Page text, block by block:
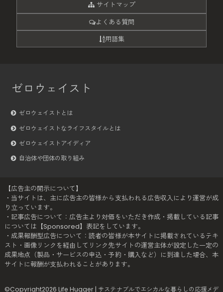
サイトマップ
よくある質問
用語集
ゼロウェイスト
ゼロウェイストとは
ゼロウェイストなライフスタイルとは
ゼロウェイストアイディア
自治体や団体の取り組み
【広告主の開示について】
・当サイトは、主に広告主の皆様から支払われる広告収入により運営が成
り立っています。
・記事広告について：広告主より対価をいただき作成・掲載している記事
については【Sponsored】表記をしています。
・成果報酬型広告について：読者の皆様が本サイトに掲載されているテキ
スト・画像リンクを経由してリンク先サイトの運営主体が設定した一定の
成果地点（製品・サービスの申込・予約・購入など）に到達した場合、本
サイトに報酬が支払われることがあります。
©Copyright2026Life Hugger | サステナブルでエシカルな暮らしの応援メデ